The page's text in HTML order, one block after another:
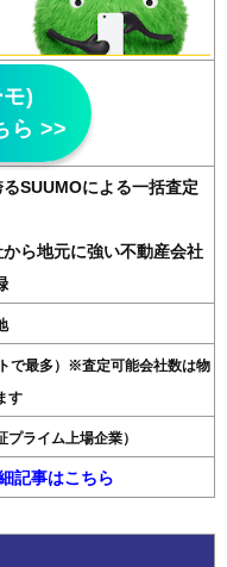
)
ら >>
るSUUMOによる一括査定
から地元に強い不動産会社
で最多）※査定可能会社数は物
す
ライム上場企業）
記事はこちら